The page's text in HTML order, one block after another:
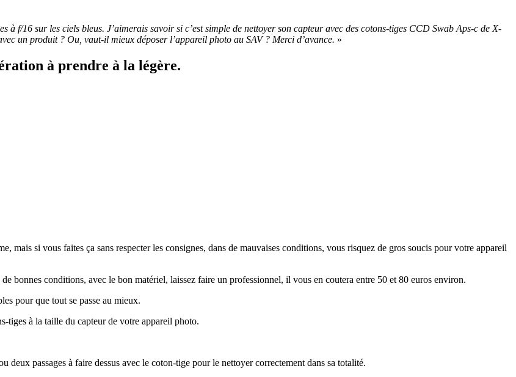
à f/16 sur les ciels bleus. J’aimerais savoir si c’est simple de nettoyer son capteur avec des cotons-tiges CCD Swab Aps-c de X-
un produit ? Ou, vaut-il mieux déposer l’appareil photo au SAV ? Merci d’avance. »
à prendre à la légère.
mais si vous faites ça sans respecter les consignes, dans de mauvaises conditions, vous risquez de gros soucis pour votre appareil
bonnes conditions, avec le bon matériel, laissez faire un professionnel, il vous en coutera entre 50 et 80 euros environ.
pour que tout se passe au mieux.
tiges à la taille du capteur de votre appareil photo.
deux passages à faire dessus avec le coton-tige pour le nettoyer correctement dans sa totalité.